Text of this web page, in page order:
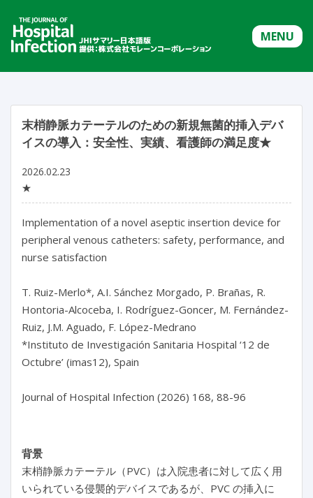
MENU
末梢静脈カテーテルのための新規無菌的挿入デバ
イスの導入：安全性、実績、看護師の満足度★
2026.02.23
★
Implementation of a novel aseptic insertion device for
peripheral venous catheters: safety, performance, and
nurse satisfaction
T. Ruiz-Merlo*, A.I. Sánchez Morgado, P. Brañas, R.
Hontoria-Alcoceba, I. Rodríguez-Goncer, M. Fernández-
Ruiz, J.M. Aguado, F. López-Medrano
*Instituto de Investigación Sanitaria Hospital ‘12 de
Octubre’ (imas12), Spain
Journal of Hospital Infection (2026) 168, 88-96
背景
末梢静脈カテーテル（PVC）は入院患者に対して広く用
いられている侵襲的デバイスであるが、PVC の挿入に